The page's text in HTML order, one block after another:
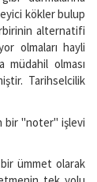
kökler bulup
alternatifi
olmaları hayli
müdahil olması
Tarihselcilik
bir "noter" işlevi
ümmet olarak